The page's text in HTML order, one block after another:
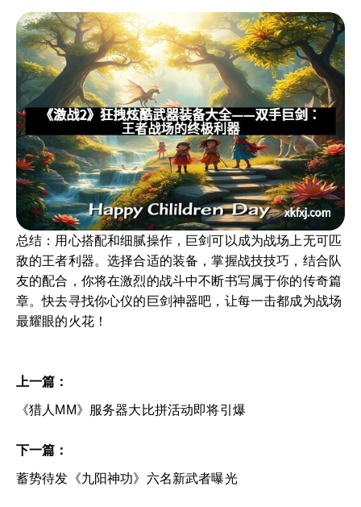
总结：用心搭配和细腻操作，巨剑可以成为战场上无可匹
敌的王者利器。选择合适的装备，掌握战技技巧，结合队
友的配合，你将在激烈的战斗中不断书写属于你的传奇篇
章。快去寻找你心仪的巨剑神器吧，让每一击都成为战场
最耀眼的火花！
上一篇：
《猎人MM》服务器大比拼活动即将引爆
下一篇：
蓄势待发《九阳神功》六名新武者曝光